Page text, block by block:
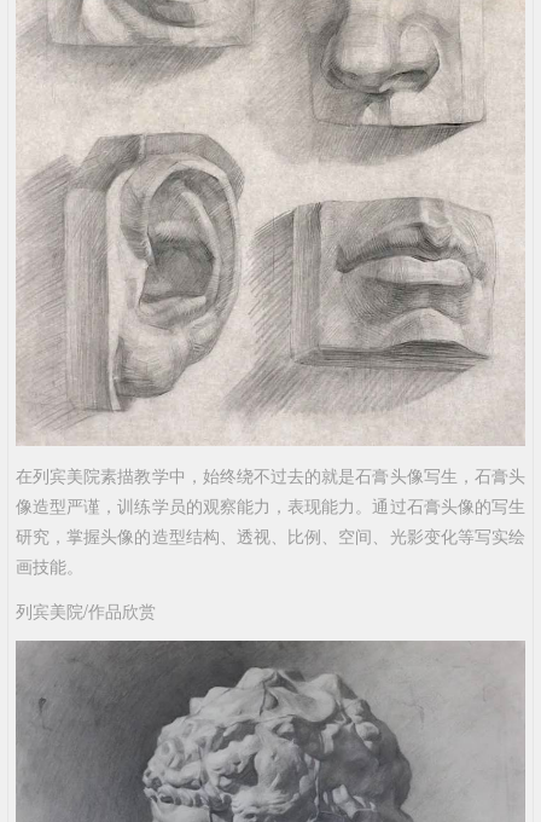
在列宾美院素描教学中，始终绕不过去的就是石膏头像写生，石膏头
像造型严谨，训练学员的观察能力，表现能力。通过石膏头像的写生
研究，掌握头像的造型结构、透视、比例、空间、光影变化等写实绘
画技能。
列宾美院/作品欣赏